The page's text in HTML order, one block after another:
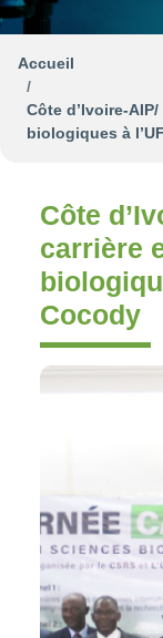
Accueil
Côte d’Ivoire-
biologiques à
Côte
carrière
Cocody